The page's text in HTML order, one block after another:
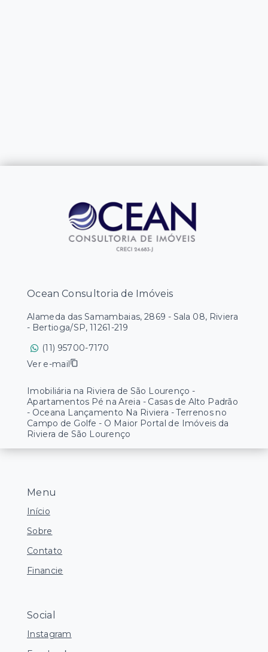
Menu
Início
Sobre
Contato
Financie
Social
Instagram
Ocean Consultoria de Imóveis
Alameda das Samambaias, 2869 - Sala 08, Riviera
- Bertioga/SP, 11261-219
(11) 95700-7170
Ver e-mail
Imobiliária na Riviera de São Lourenço -
Apartamentos Pé na Areia - Casas de Alto Padrão
- Oceana Lançamento Na Riviera - Terrenos no
Campo de Golfe - O Maior Portal de Imóveis da
Riviera de São Lourenço